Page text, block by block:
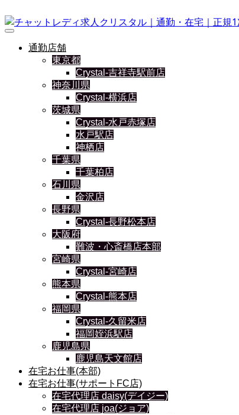
通勤店舗
東京都
Crystal-吉祥寺駅前店
神奈川県
Crystal-横浜店
茨城県
Crystal-水戸赤塚店
水戸駅店
神栖店
千葉県
千葉柏店
石川県
金沢店
長野県
Crystal-長野松本店
大阪府
難波・心斎橋店本部
宮崎県
Crystal-宮崎店
熊本県
Crystal-熊本店
福岡県
Crystal-久留米店
福岡姪浜駅店
鹿児島県
鹿児島天文館店
在宅お仕事(本部)
在宅お仕事(サポートFC店)
在宅代理店 daisy(デイジー)
在宅代理店 joa(ジョア)